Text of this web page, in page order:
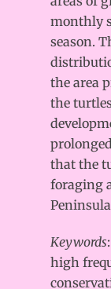
monthly
season.
the area
the
that the
foraging
Keywords
high